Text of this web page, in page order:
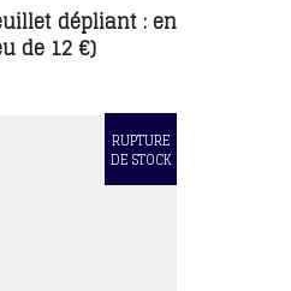
dépliant : en
de 12 €)
RUPTURE
DE STOCK